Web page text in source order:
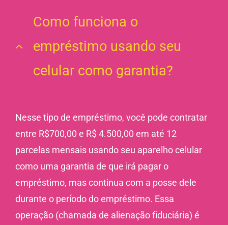
Como funciona o
empréstimo usando seu
celular como garantia?
Nesse tipo de empréstimo, você pode contratar
entre R$700,00 e R$ 4.500,00 em até 12
parcelas mensais usando seu aparelho celular
como uma garantia de que irá pagar o
empréstimo, mas continua com a posse dele
durante o período do empréstimo. Essa
operação (chamada de alienação fiduciária) é